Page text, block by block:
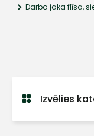
Darba jaka flīsa,
Izvēlies